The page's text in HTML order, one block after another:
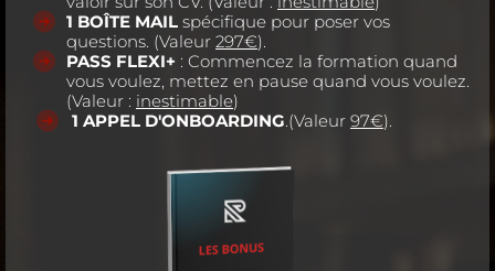
1 BOÎTE MAIL spécifique pour poser vos
questions. (Valeur 297€).
PASS FLEXI+ : Commencez la formation quand
vous voulez, mettez en pause quand vous voulez.
(Valeur : inestimable)
1 APPEL D'ONBOARDING.(Valeur 97€).